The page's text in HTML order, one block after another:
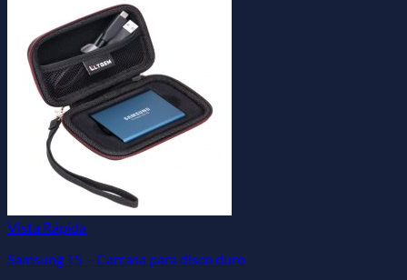
Vista Rápida
Samsung T5 – Carcasa para disco duro